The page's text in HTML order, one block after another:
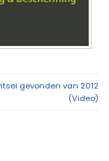
gevonden van 2012
(Video)